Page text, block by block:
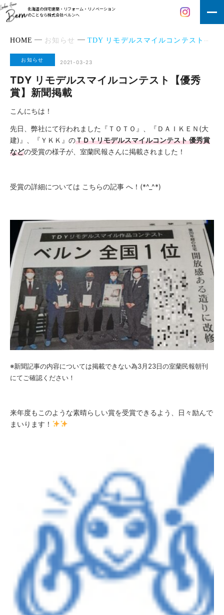
北海道の住宅建築・リフォーム・リノベーション
のことなら株式会社ベルンへ
HOME お知らせ TDY リモデルスマイルコンテスト【優秀賞】新聞掲載
お知らせ 2021-03-23
TDY リモデルスマイルコンテスト【優秀
賞】新聞掲載
こんにちは！
先日、弊社にて行われました『ＴＯＴＯ』、『ＤＡＩＫＥＮ(大
建)』、『ＹＫＫ』のＴＤＹリモデルスマイルコンテスト優秀賞
などの受賞の様子が、室蘭民報さんに掲載されました！
受賞の詳細については こちらの記事 へ！(*^_^*)
※新聞記事の内容については掲載できない為3月23日の室蘭民報朝刊
にてご確認ください！
来年度もこのような素晴らしい賞を受賞できるよう、日々励んで
まいります！